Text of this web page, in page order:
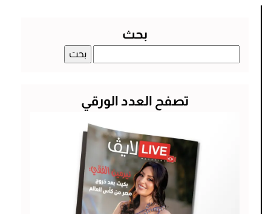
بحث
عن:
تصفح العدد الورقي